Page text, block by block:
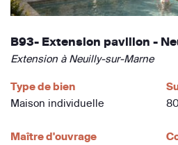
B93- Extension pavillon -
Extension à Neuilly-sur-Marne
Type de bien
Maison individuelle
Maître d'ouvrage